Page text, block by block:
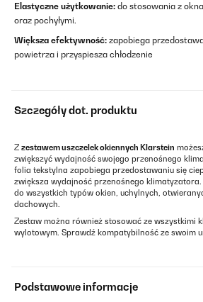
Elastyczne użytkowanie: do stosowania z
oraz pochyłymi.
Większa efektywność: zapobiega
powietrza i przyspiesza chłodzenie
Szczegóły dot. produktu
Z zestawem uszczelek okiennych Klarstein
zwiększyć wydajność swojego przenośnego
folia tekstylna zapobiega przedostawaniu się
zwiększa wydajność przenośnego
do wszystkich typów okien, uchylnych,
dachowych.
Zestaw można również stosować ze wszystkimi
wylotowym. Sprawdź kompatybilność ze swoim
Podstawowe informacje